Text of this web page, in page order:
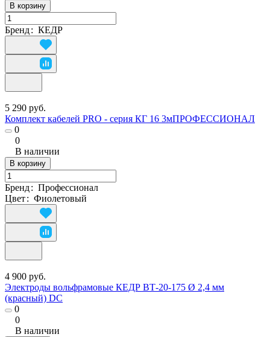
В корзину
Бренд: КЕДР
5 290 руб.
Комплект кабелей PRO - серия КГ 16 3мПРОФЕССИОНАЛ
0
0
В наличии
В корзину
Бренд: Профессионал
Цвет: Фиолетовый
4 900 руб.
Электроды вольфрамовые КЕДР ВТ-20-175 Ø 2,4 мм
(красный) DC
0
0
В наличии